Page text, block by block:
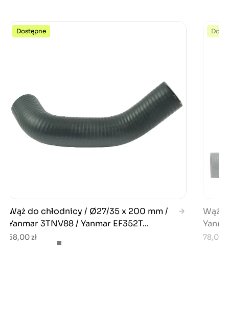
Dostępne
Wąż do chłodnicy / Ø27/35 x 200 mm /
Yanmar 3TNV88 / Yanmar EF352T...
58,00 zł
Wąż
78,00